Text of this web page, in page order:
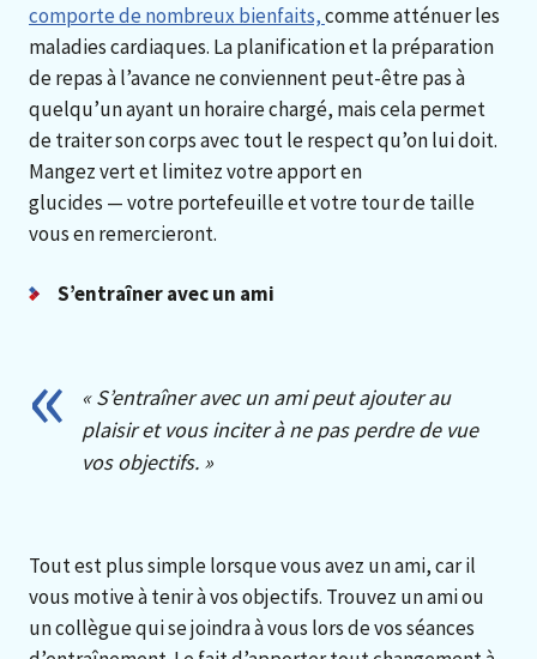
comporte de nombreux bienfaits,comme atténuer les
maladies cardiaques. La planification et la préparation
de repas à l’avance ne conviennent peut-être pas à
quelqu’un ayant un horaire chargé, mais cela permet
de traiter son corps avec tout le respect qu’on lui doit.
Mangez vert et limitez votre apport en
glucides — votre portefeuille et votre tour de taille
vous en remercieront.
S’entraîner avec un ami
« S’entraîner avec un ami peut ajouter au
plaisir et vous inciter à ne pas perdre de vue
vos objectifs. »
Tout est plus simple lorsque vous avez un ami, car il
vous motive à tenir à vos objectifs. Trouvez un ami ou
un collègue qui se joindra à vous lors de vos séances